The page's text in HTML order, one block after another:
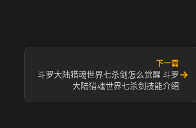
下一篇
斗罗大陆猎魂世界七杀剑怎么觉醒 斗罗
大陆猎魂世界七杀剑技能介绍
→